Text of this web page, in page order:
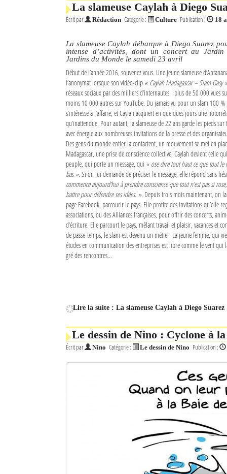
Connexion
Identifiant oublié ?
Mot de passe oublié ?
La slameuse Caylah à Diego
Écrit par Rédaction Catégorie : Culture Publication : 18
La slameuse Caylah débarque à Diego Suarez
intense d’activités, dont un concert au Jardin
Jardins du Monde le samedi 23 avril
Début de l’année 2016, souvenez vous. Une jeune slameuse
l’anonymat lorsque son vidéo-clip « Caylah Madagascar – Slam Gasy »
réseaux sociaux par des milliers d’internautes : plus de 50 000 vues
moins 10 000 autres sur YouTube. Du jamais vu pour un slam 100 %
s’intéresse à l’affaire, et Caylah acquiert en quelques jours une
qu’inattendue. Pour autant, la slameuse de 22 ans garde les pieds
avec énergie aux nombreuses invitations de la presse et des
Des gens du monde entier la contactent, un mouvement se met en
Madagascar, une prise de conscience collective, Caylah devient celle
peuple, qui porte un message, qui « ose dire tout haut ce que tout le
bas ». Si on lui demande de préciser le message, elle répond sans
commence aujourd’hui à prendre conscience que tout n’est pas si
battre pour défendre ses idées. ». Depuis trois mois maintenant, on
page Facebook, parcourir le pays. Elle profite des invitations qu’elle
associations, ou des Alliances françaises, pour offrir des concerts,
d’écriture. Elle parcourt le pays, mêlant travail et plaisir, vacances et
de passe-temps, le slam est devenu un métier. La jeune femme, qui
études en communication des entreprises est libre comme le vent qui
gré des rencontres…
Lire la suite : La slameuse Caylah à Diego Suarez
Le dessin de Nino : Cyclone à
Écrit par Nino Catégorie : Le dessin de Nino Publication :